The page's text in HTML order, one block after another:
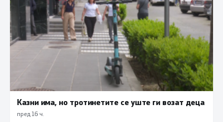
Казни има, но тротинетите се уште ги возат деца
пред 16 ч.